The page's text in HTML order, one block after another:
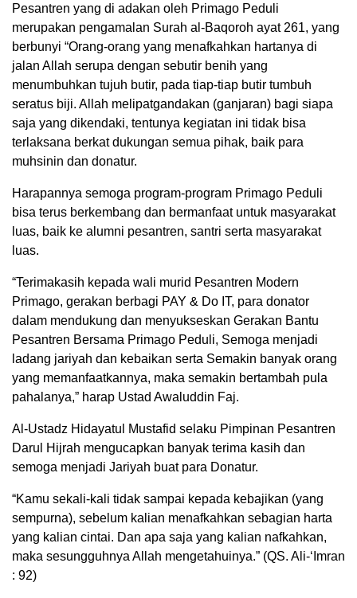
Pesantren yang di adakan oleh Primago Peduli
merupakan pengamalan Surah al-Baqoroh ayat 261, yang
berbunyi “Orang-orang yang menafkahkan hartanya di
jalan Allah serupa dengan sebutir benih yang
menumbuhkan tujuh butir, pada tiap-tiap butir tumbuh
seratus biji. Allah melipatgandakan (ganjaran) bagi siapa
saja yang dikendaki, tentunya kegiatan ini tidak bisa
terlaksana berkat dukungan semua pihak, baik para
muhsinin dan donatur.
Harapannya semoga program-program Primago Peduli
bisa terus berkembang dan bermanfaat untuk masyarakat
luas, baik ke alumni pesantren, santri serta masyarakat
luas.
“Terimakasih kepada wali murid Pesantren Modern
Primago, gerakan berbagi PAY & Do IT, para donator
dalam mendukung dan menyukseskan Gerakan Bantu
Pesantren Bersama Primago Peduli, Semoga menjadi
ladang jariyah dan kebaikan serta Semakin banyak orang
yang memanfaatkannya, maka semakin bertambah pula
pahalanya,” harap Ustad Awaluddin Faj.
Al-Ustadz Hidayatul Mustafid selaku Pimpinan Pesantren
Darul Hijrah mengucapkan banyak terima kasih dan
semoga menjadi Jariyah buat para Donatur.
“Kamu sekali-kali tidak sampai kepada kebajikan (yang
sempurna), sebelum kalian menafkahkan sebagian harta
yang kalian cintai. Dan apa saja yang kalian nafkahkan,
maka sesungguhnya Allah mengetahuinya.” (QS. Ali-‘Imran
: 92)